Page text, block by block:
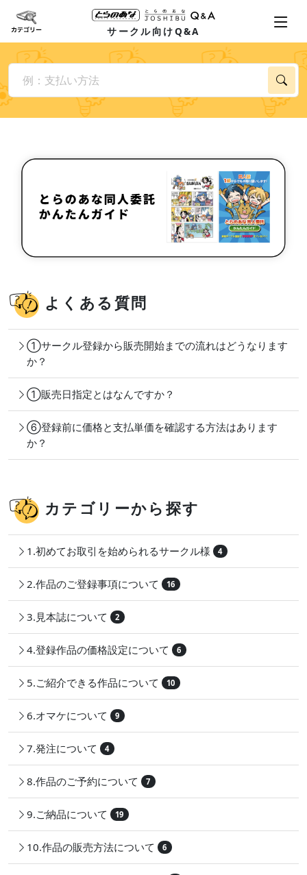
サークル向けQ&A
よくある質問
①サークル登録から販売開始までの流れはどうなります
か？
①販売日指定とはなんですか？
⑥登録前に価格と支払単価を確認する方法はあります
か？
カテゴリーから探す
1.初めてお取引を始められるサークル様 4
2.作品のご登録事項について 16
3.見本誌について 2
4.登録作品の価格設定について 6
5.ご紹介できる作品について 10
6.オマケについて 9
7.発注について 4
8.作品のご予約について 7
9.ご納品について 19
10.作品の販売方法について 6